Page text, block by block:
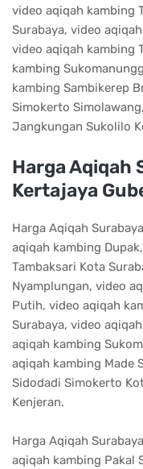
video aqiqah kambing
Surabaya, video
video aqiqah kambing
kambing
kambing Sambikerep
Simokerto
Jangkungan Sukolilo
Harga Aqiqah
Kertajaya
Harga Aqiqah
aqiqah kambing
Tambaksari Kota
Nyamplungan, video
Putih, video aqiqah
Surabaya, video
aqiqah kambing
aqiqah kambing Made
Sidodadi Simokerto
Kenjeran.
Harga Aqiqah
aqiqah kambing Pakal